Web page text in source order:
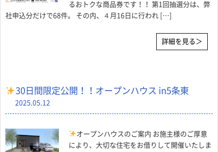
るおトクな商品券です！！ 第1回抽選分は、弊
社申込分だけで68件。 その内、４月16日に行われ […]
詳細を見る＞
30日間限定公開！！オープンハウス in5条東
2025.05.12
オープンハウスのご案内 お施主様のご厚意
により、大切な住宅をお借りして開催いたしま